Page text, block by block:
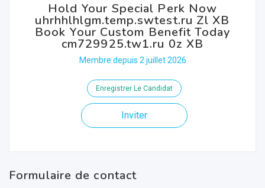
Hold Your Special Perk Now
uhrhhlhlgm.temp.swtest.ru Zl XB
Book Your Custom Benefit Today
cm729925.tw1.ru 0z XB
Membre depuis 2 juillet 2026
Enregistrer Le Candidat
Inviter
Formulaire de contact